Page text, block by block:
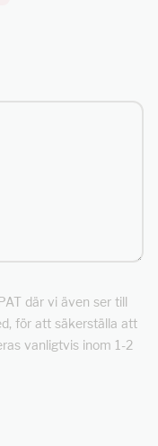
där vi även ser till
för att säkerställa att
vanligtvis inom 1-2